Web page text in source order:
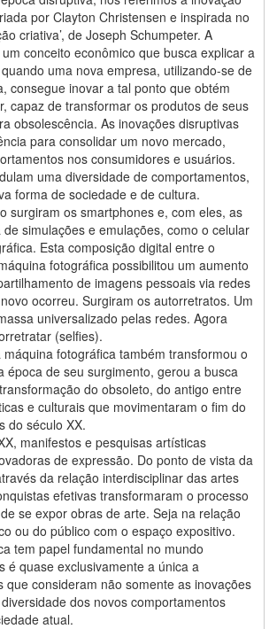
por Clayton Christensen e inspirada no
criativa’, de Joseph Schumpeter. A
conceito econômico que busca explicar a
uma nova empresa, utilizando-se de
consegue inovar a tal ponto que obtém
capaz de transformar os produtos de seus
obsolescência. As inovações disruptivas
para consolidar um novo mercado,
nos consumidores e usuários.
uma diversidade de comportamentos,
forma de sociedade e de cultura.
surgiram os smartphones e, com eles, as
simulações e emulações, como o celular
Esta composição digital entre o
fotográfica possibilitou um aumento
de imagens pessoais via redes
ocorreu. Surgiram os autorretratos. Um
universalizado pelas redes. Agora
(selfies).
fotográfica também transformou o
época de seu surgimento, gerou a busca
do obsoleto, do antigo entre
e culturais que movimentaram o fim do
do século XX.
manifestos e pesquisas artísticas
de expressão. Do ponto de vista da
da relação interdisciplinar das artes
efetivas transformaram o processo
se expor obras de arte. Seja na relação
ou do público com o espaço expositivo.
tem papel fundamental no mundo
é quase exclusivamente a única a
que consideram não somente as inovações
dos novos comportamentos
atual.